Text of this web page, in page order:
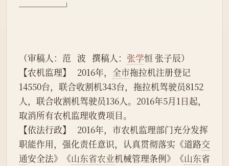
─────┘
（审稿人：范   波   撰稿人： 张学恒 张子辰）
【农机监理】   2016年， 全市拖拉机注册登记
14550台，联合收割机343台，拖拉机驾驶员8152
人，联合收割机驾驶员136人。2016年5月1日起，
【依法行政】   2016年，市农机监理部门充分发挥
职能作用，强化责任意识，认真贯彻落实《道路交
通安全法》《山东省农业机械管理条例》《山东省